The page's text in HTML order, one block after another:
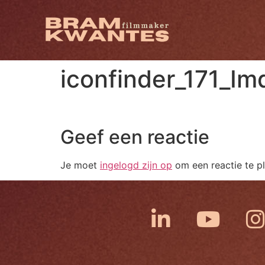
Geef een reactie
Je moet ingelogd zijn op om een reactie te